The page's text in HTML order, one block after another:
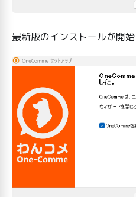
最新版のインストールが開始